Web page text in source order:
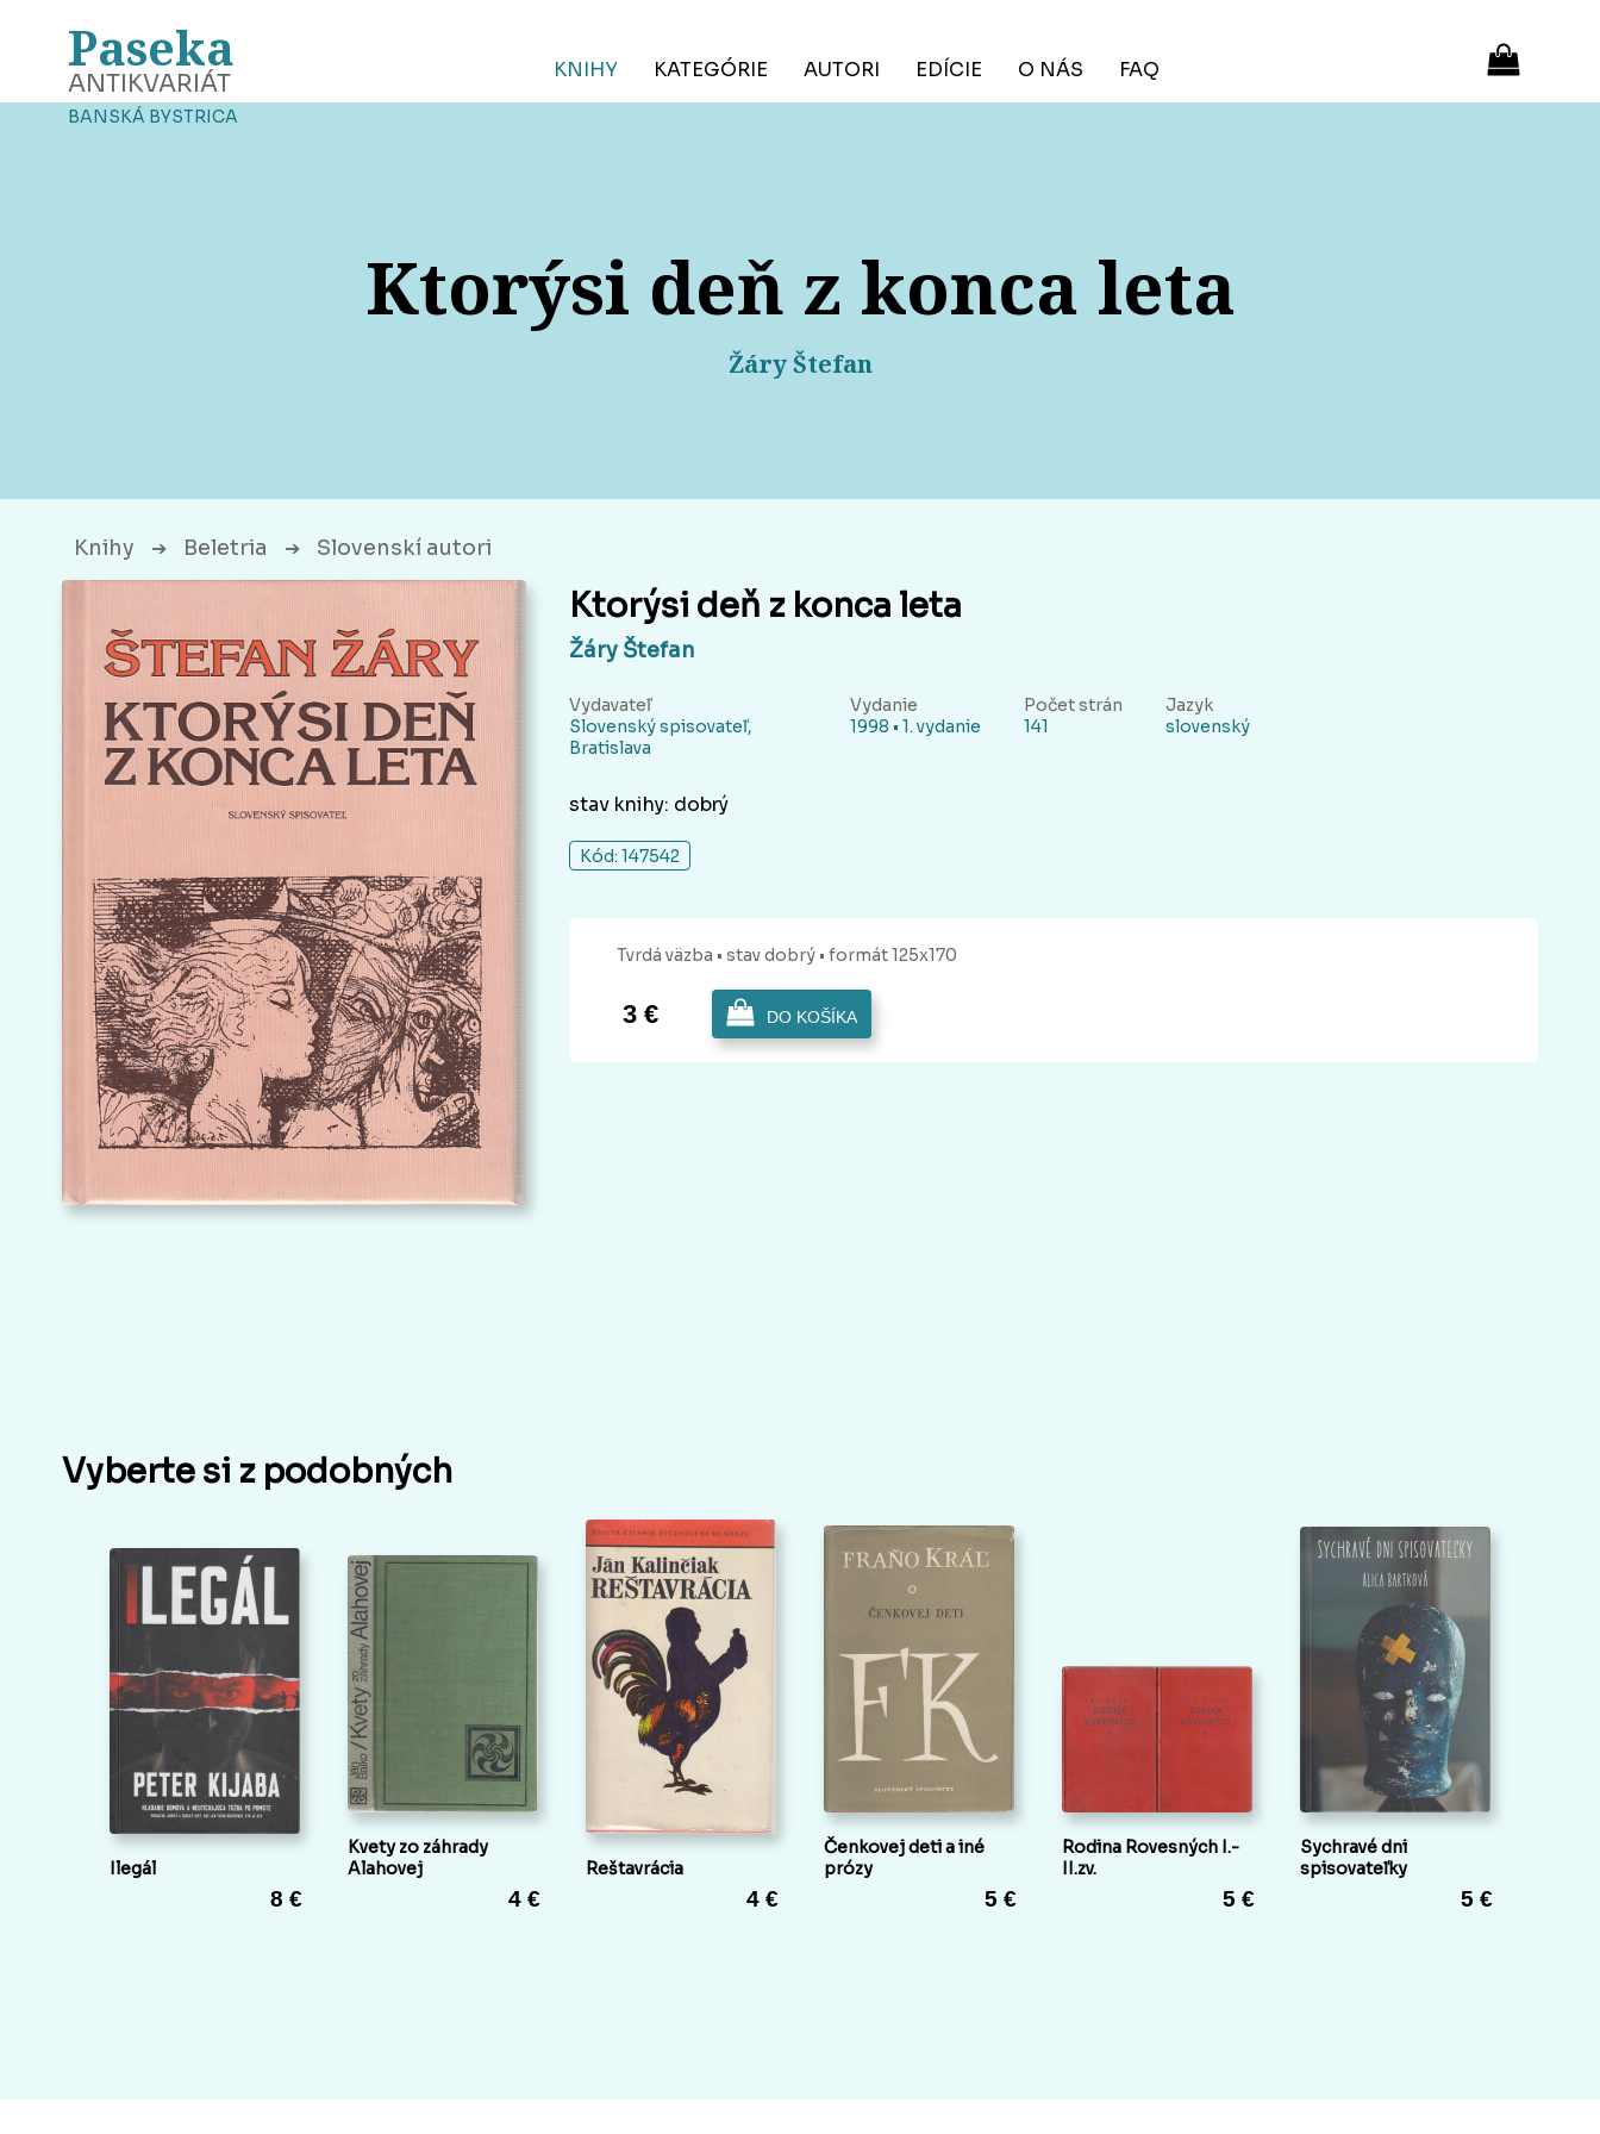
Paseka
ANTIKVARIÁT
BANSKÁ BYSTRICA
KNIHY KATEGÓRIE AUTORI EDÍCIE O NÁS FAQ
Ktorýsi deň z konca leta
Žáry Štefan
Knihy ➔ Beletria ➔ Slovenskí autori
Ktorýsi deň z konca leta
Žáry Štefan
Vydavateľ
Slovenský spisovateľ,
Bratislava
Vydanie
1998 • 1. vydanie
Počet strán
141
Jazyk
slovenský
stav knihy: dobrý
Kód: 147542
Tvrdá väzba • stav dobrý • formát 125x170
3 € DO KOŠÍKA
Vyberte si z podobných
Ilegál
8 €
Kvety zo záhrady
Alahovej
4 €
Reštavrácia
4 €
Čenkovej deti a iné
prózy
5 €
Rodina Rovesných I.-
II.zv.
5 €
Sychravé dni
spisovateľky
5 €